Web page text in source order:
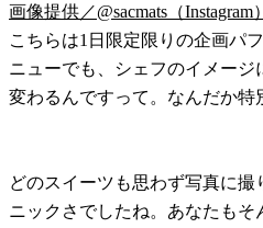
画像提供／@sacmats（Instagram）
こちらは1日限定限りの企画パ
ニューでも、シェフのイメー
変わるんですって。なんだか特
どのスイーツも思わず写真に撮
ニックさでしたね。あなたも